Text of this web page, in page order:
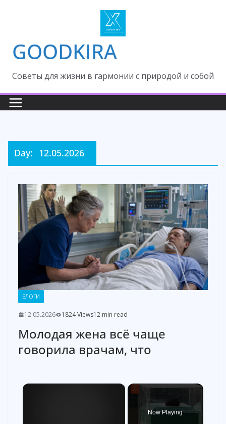
GOODKIRA
Cоветы для жизни в гармонии с природой и собой
Day: 12.05.2026
БЛОГИ
12.05.2026 1824 Views12 min read
Молодая жена всё чаще
говорила врачам, что
×
Now Playing